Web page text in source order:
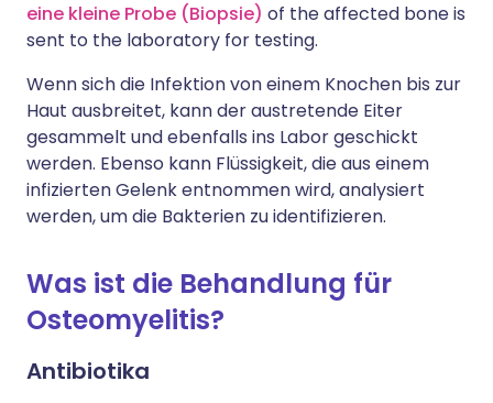
eine kleine Probe (Biopsie) of the affected bone is
sent to the laboratory for testing.
Wenn sich die Infektion von einem Knochen bis zur
Haut ausbreitet, kann der austretende Eiter
gesammelt und ebenfalls ins Labor geschickt
werden. Ebenso kann Flüssigkeit, die aus einem
infizierten Gelenk entnommen wird, analysiert
werden, um die Bakterien zu identifizieren.
Was ist die Behandlung für
Osteomyelitis?
Antibiotika